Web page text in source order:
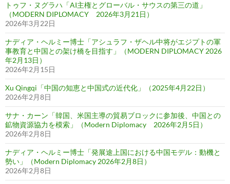
トゥフ・ヌグラハ「AI主権とグローバル・サウスの第三の道」
（MODERN DIPLOMACY 2026年3月21日）
2026年3月22日
ナディア・ヘルミー博士「アシュラフ・ザヘル中将がエジプトの軍
事教育と中国との架け橋を目指す」（MODERN DIPLOMACY 2026
年2月13日）
2026年2月15日
Xu Qingqi「中国の知恵と中国式の近代化」（2025年4月22日）
2026年2月8日
サナ・カーン「韓国、米国主導の貿易ブロックに参加後、中国との
鉱物資源協力を模索」（Modern Diplomacy 2026年2月5日）
2026年2月8日
ナディア・ヘルミー博士「発展途上国における中国モデル：動機と
勢い」（Modern Diplomacy 2026年2月8日）
2026年2月8日